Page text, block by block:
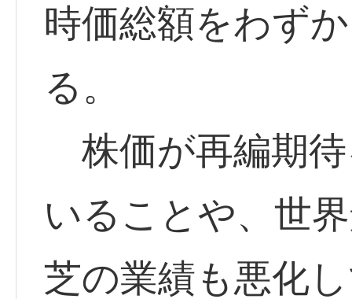
時価総額をわず
る。
株価が再編期
いることや、世
芝の業績も悪化